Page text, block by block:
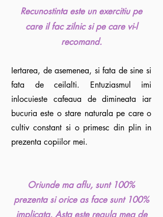
Recunostinta este un exercitiu pe
care il fac zilnic si pe care vi-l
recomand.
Iertarea, de asemenea, si fata de sine si
fata de ceilalti. Entuziasmul imi
inlocuieste cafeaua de dimineata iar
bucuria este o stare naturala pe care o
cultiv constant si o primesc din plin in
prezenta copiilor mei.
Oriunde ma aflu, sunt 100%
prezenta si orice as face sunt 100%
implicata. Asta este regula mea de